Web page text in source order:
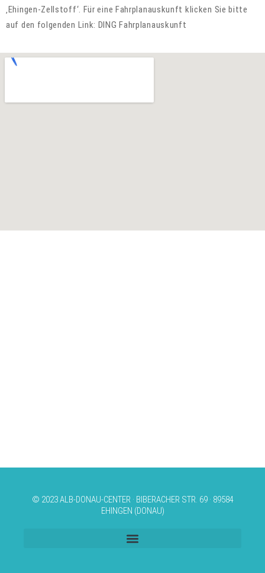
‚Ehingen-Zellstoff‘. Für eine Fahrplanauskunft klicken Sie bitte
auf den folgenden Link: DING Fahrplanauskunft
© 2023 ALB-DONAU-CENTER · BIBERACHER STR. 69 · 89584
EHINGEN (DONAU)